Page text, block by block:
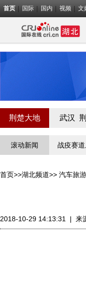
首页 国际 国内 视频 文
荆楚大地 武汉
滚动新闻
”线守门员 战疫赛道上
首页>>湖北频道>> 汽车旅游
2018-10-29 14:13:31 | 来